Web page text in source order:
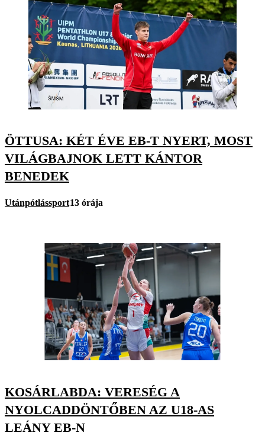
ÖTTUSA: KÉT ÉVE EB-T NYERT, MOST
VILÁGBAJNOK LETT KÁNTOR
BENEDEK
Utánpótlássport13 órája
KOSÁRLABDA: VERESÉG A
NYOLCADDÖNTŐBEN AZ U18-AS
LEÁNY EB-N